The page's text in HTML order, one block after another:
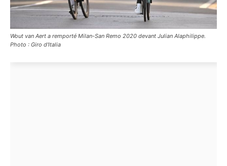
Wout van Aert a remporté Milan-San Remo 2020 devant Julian Alaphilippe.
Photo : Giro d'Italia